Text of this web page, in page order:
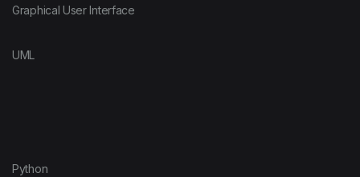
Graphical User Interface
UML
Python